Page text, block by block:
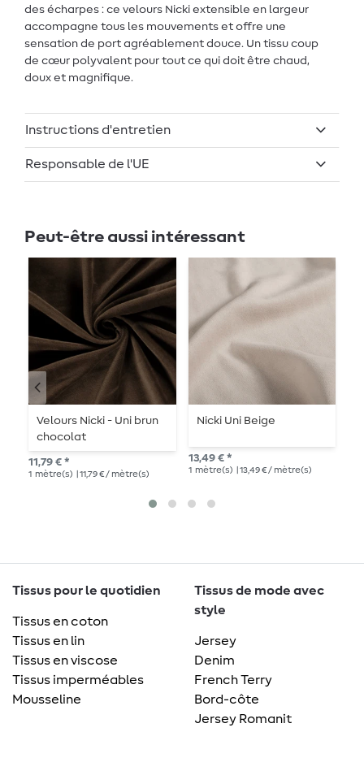
des écharpes : ce velours Nicki extensible en largeur
accompagne tous les mouvements et offre une
sensation de port agréablement douce. Un tissu coup
de cœur polyvalent pour tout ce qui doit être chaud,
doux et magnifique.
Instructions d'entretien
Responsable de l'UE
Peut-être aussi intéressant
Velours Nicki - Uni brun
chocolat
11,79 € *
1 mètre(s) | 11,79 € / mètre(s)
Nicki Uni Beige
13,49 € *
1 mètre(s) | 13,49 € / mètre(s)
Tissus pour le quotidien
Tissus en coton
Tissus en lin
Tissus en viscose
Tissus imperméables
Mousseline
Tissus de mode avec
style
Jersey
Denim
French Terry
Bord-côte
Jersey Romanit